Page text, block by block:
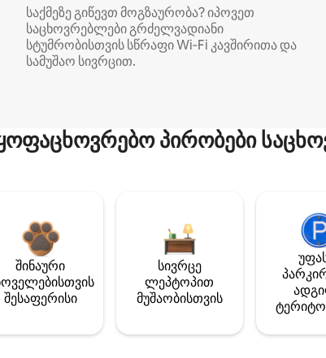
საქმეზე გიწევთ მოგზაურობა? იპოვეთ
საცხოვრებლები გრძელვადიანი
სტუმრობისთვის სწრაფი Wi‑Fi კავშირითა და
სამუშაო სივრცით.
პირობები
შინაური
შესაფერისი
სივრცე
ლეპტოპით
მუშაობისთვის